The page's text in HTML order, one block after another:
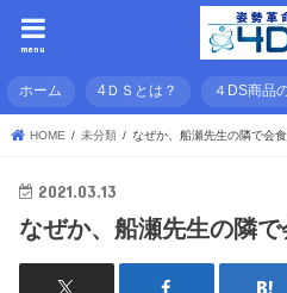
menu
ホーム 4ＤＳとは？ ４DS商品
HOME 未分類 なぜか、船瀬先生の隣で会
2021.03.13
なぜか、船瀬先生の隣